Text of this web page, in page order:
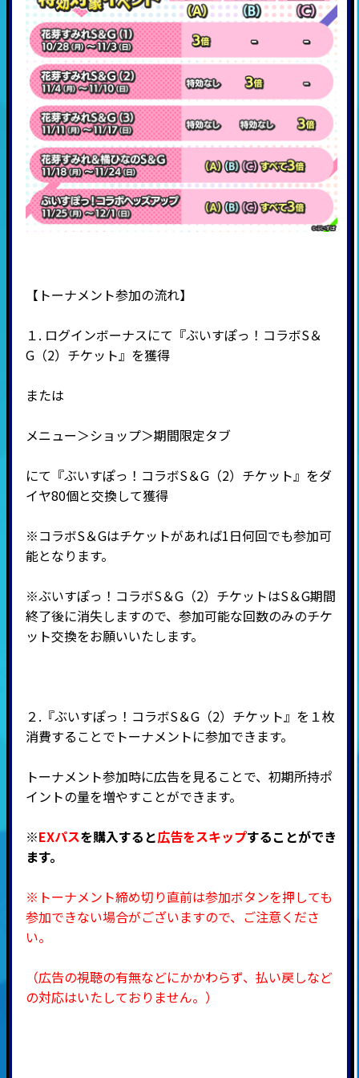
【トーナメント参加の流れ】
１. ログインボーナスにて『ぶいすぽっ！コラボS＆
G（2）チケット』を獲得
または
メニュー＞ショップ＞期間限定タブ
にて『ぶいすぽっ！コラボS＆G（2）チケット』をダ
イヤ80個と交換して獲得
※コラボS＆Gはチケットがあれば1日何回でも参加可
能となります。
※ぶいすぽっ！コラボS＆G（2）チケットはS＆G期間
終了後に消失しますので、参加可能な回数のみのチケ
ット交換をお願いいたします。
２.『ぶいすぽっ！コラボS＆G（2）チケット』を１枚
消費することでトーナメントに参加できます。
トーナメント参加時に広告を見ることで、初期所持ポ
イントの量を増やすことができます。
※EXパスを購入すると広告をスキップすることができ
ます。
※トーナメント締め切り直前は参加ボタンを押しても
参加できない場合がございますので、ご注意くださ
い。
（広告の視聴の有無などにかかわらず、払い戻しなど
の対応はいたしておりません。）